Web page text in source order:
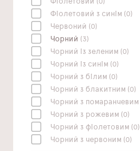
Фіолетовий з синім (0)
Червоний (0)
Чорний (3)
Чорний із зеленим (0)
Чорний із синім (0)
Чорний з білим (0)
Чорний з блакитним (0)
Чорний з помаранчевим
Чорний з рожевим (0)
Чорний з фіолетовим (0)
Чорний з червоним (0)